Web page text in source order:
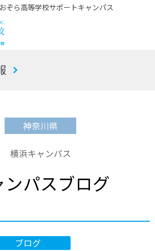
ぞら高等学校サポートキャンパス
お
神奈川県
横浜キャンパス
ンパスブログ
ブログ